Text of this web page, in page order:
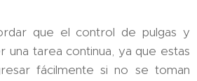
que el control de pulgas y
una tarea continua, ya que estas
fácilmente si no se toman